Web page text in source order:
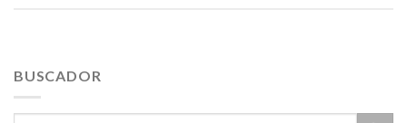
BUSCADOR